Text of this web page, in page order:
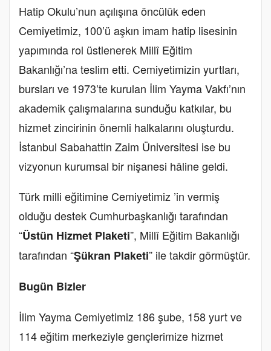
Hatip Okulu’nun açılışına öncülük eden
Cemiyetimiz, 100’ü aşkın imam hatip lisesinin
yapımında rol üstlenerek Millî Eğitim
Bakanlığı’na teslim etti. Cemiyetimizin yurtları,
bursları ve 1973’te kurulan İlim Yayma Vakfı’nın
akademik çalışmalarına sunduğu katkılar, bu
hizmet zincirinin önemli halkalarını oluşturdu.
İstanbul Sabahattin Zaim Üniversitesi ise bu
vizyonun kurumsal bir nişanesi hâline geldi.
Türk milli eğitimine Cemiyetimiz ’in vermiş
olduğu destek Cumhurbaşkanlığı tarafından
“Üstün Hizmet Plaketi”, Millî Eğitim Bakanlığı
tarafından “Şükran Plaketi” ile takdir görmüştür.
Bugün Bizler
İlim Yayma Cemiyetimiz 186 şube, 158 yurt ve
114 eğitim merkeziyle gençlerimize hizmet